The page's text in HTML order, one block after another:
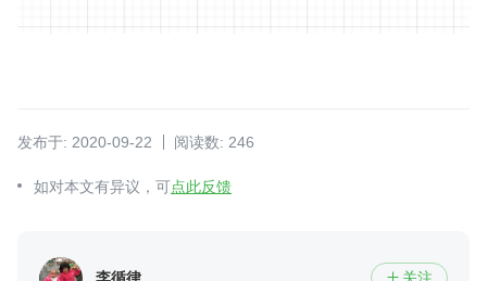
发布于: 2020-09-22 阅读数: 246
如对本文有异议，可点此反馈
